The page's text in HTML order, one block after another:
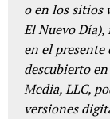
o en los sitios
El Nuevo
en el presente
descubierto
Media, LLC,
versiones